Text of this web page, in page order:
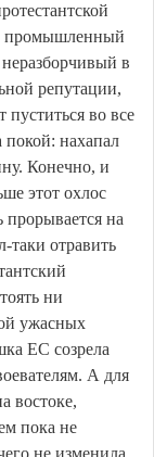
промышленный
неразборчивый в
репутации,
во все
покой: нахапал
Конечно, и
этот охлос
прорывается на
отравить
ни
ужасных
ЕС созрела
А для
востоке,
пока не